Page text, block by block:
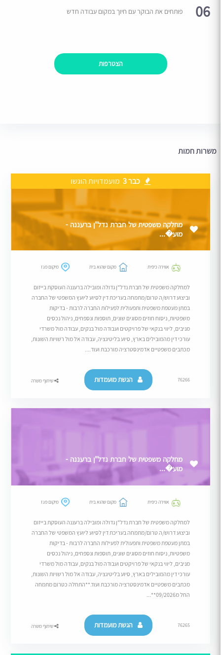
06 פותחים את הבוקר עם חיוך במקום עבודה חדש
הצטרפות
משרות חמות
כבר 3 מועמדויות הוגשו
מחלקה משפטית של חברת נדל"ן ברעננה -
מוע�...
אווירה כיפית מקום שהוא בית מיקום פגז
למחלקה משפטית של חברת נדל"ן גדולה ומובילה ברעננה העוסקת בייזום
וביצוע דרוש/ה טרום/מתמחה בעריכת דין לסיוע ליועץ המשפטי של החברה
במתן מעטפת משפטית ותפעולית לפעילות החברה לרבות - בדיקות
משפטיות, ניסוח חוזים מסוגים שונים, תוספות ונספחים, ניהול נכסים
מניבים, ליווי בנקאי של פרויקטים ועבודה מול בנקים, עבודה מול משרדי
עורכי דין מהמובילים בארץ, סיוע בליטיגציה, עבודה אל מול רשויות השונות,
מכתבים משפטיים אדמינסטרציה מורכבת ועוד....
76266 הגשת מועמדות שיתוף משרה
מחלקה משפטית של חברת נדל"ן ברעננה -
מוע�...
אווירה כיפית מקום שהוא בית מיקום פגז
למחלקה משפטית של חברת נדל"ן גדולה ומובילה ברעננה העוסקת בייזום
וביצוע דרוש/ה טרום/מתמחה בעריכת דין לסיוע ליועץ המשפטי של החברה
במתן מעטפת משפטית ותפעולית לפעילות החברה לרבות - בדיקות
משפטיות, ניסוח חוזים מסוגים שונים, תוספות ונספחים, ניהול נכסים
מניבים, ליווי בנקאי של פרויקטים ועבודה מול בנקים, עבודה מול משרדי
עורכי דין מהמובילים בארץ, סיוע בליטיגציה, עבודה אל מול רשויות השונות,
מכתבים משפטיים אדמינסטרציה מורכבת ועוד.**התחלה כטרום מתמחה
החל מ09/2026**...
76265 הגשת מועמדות שיתוף משרה